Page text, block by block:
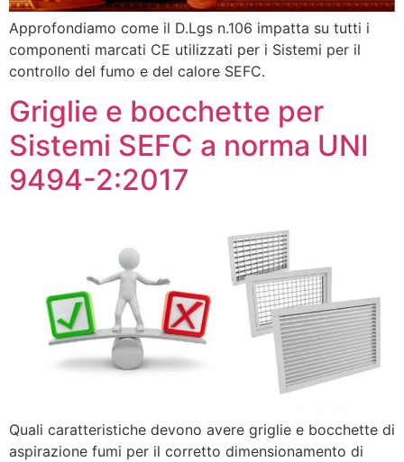
Approfondiamo come il D.Lgs n.106 impatta su tutti i
componenti marcati CE utilizzati per i Sistemi per il
controllo del fumo e del calore SEFC.
Griglie e bocchette per
Sistemi SEFC a norma UNI
9494-2:2017
Quali caratteristiche devono avere griglie e bocchette di
aspirazione fumi per il corretto dimensionamento di